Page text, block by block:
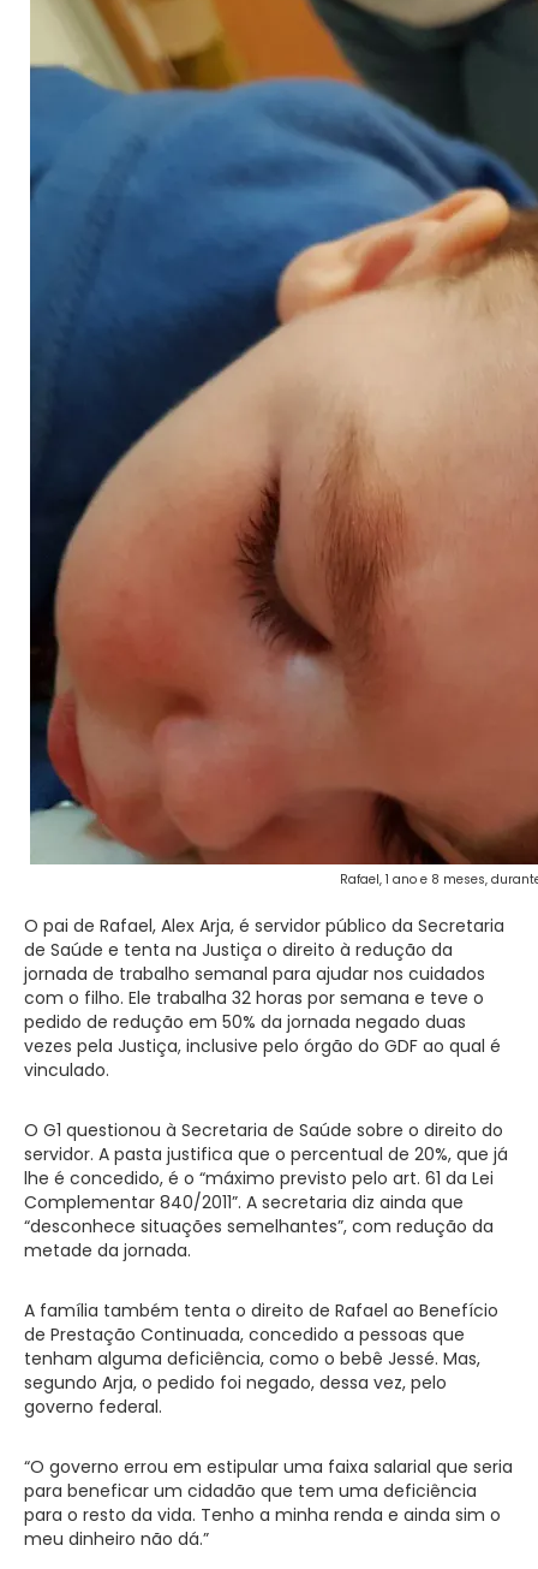
Rafael, 1 ano e 8 meses,
O pai de Rafael, Alex Arja, é servidor público da Secretaria
de Saúde e tenta na Justiça o direito à redução da
jornada de trabalho semanal para ajudar nos cuidados
com o filho. Ele trabalha 32 horas por semana e teve o
pedido de redução em 50% da jornada negado duas
vezes pela Justiça, inclusive pelo órgão do GDF ao qual é
vinculado.
O G1 questionou à Secretaria de Saúde sobre o direito do
servidor. A pasta justifica que o percentual de 20%, que já
lhe é concedido, é o “máximo previsto pelo art. 61 da Lei
Complementar 840/2011”. A secretaria diz ainda que
“desconhece situações semelhantes”, com redução da
metade da jornada.
A família também tenta o direito de Rafael ao Benefício
de Prestação Continuada, concedido a pessoas que
tenham alguma deficiência, como o bebê Jessé. Mas,
segundo Arja, o pedido foi negado, dessa vez, pelo
governo federal.
“O governo errou em estipular uma faixa salarial que seria
para beneficar um cidadão que tem uma deficiência
para o resto da vida. Tenho a minha renda e ainda sim o
meu dinheiro não dá.”